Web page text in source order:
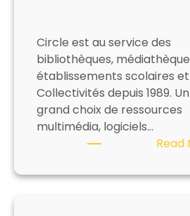
Circle est au service des
bibliothèques,
établissements scolaires et
Collectivités depuis 1989. Un
grand choix de ressources
multimédia, logiciels…
Read